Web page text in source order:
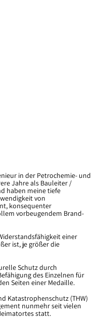
in der Petrochemie- und
Jahre als Bauleiter /
haben meine tiefe
von
konsequenter
vorbeugendem Brand-
einer
ist, je größer die
Schutz durch
des Einzelnen für
Seiten einer Medaille.
Katastrophenschutz (THW)
nunmehr seit vielen
statt.